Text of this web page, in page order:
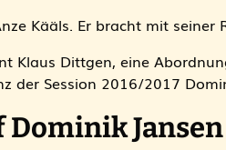
Kääls. Er bracht mit seiner
Klaus Dittgen, eine
der Session 2016/2017
Jansen